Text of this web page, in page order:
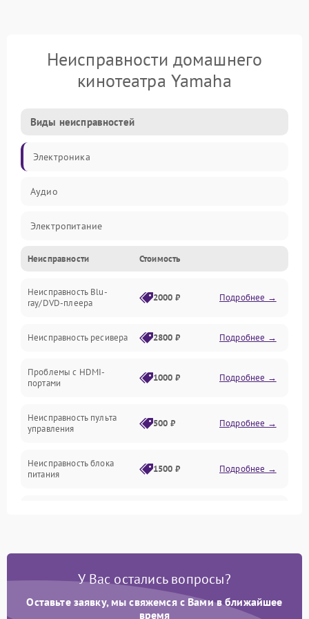
Неисправности домашнего
кинотеатра Yamaha
Виды неисправностей
Электроника
Аудио
Электропитание
Интерфейсы
Акустика
Механические повреждения
Неисправности Стоимость
Неисправность Blu-
ray/DVD-плеера
2000 ₽ Подробнее →
Неисправность ресивера 2800 ₽ Подробнее →
Проблемы с HDMI-
портами
1000 ₽ Подробнее →
Неисправность пульта
управления
500 ₽ Подробнее →
Неисправность блока
питания
1500 ₽ Подробнее →
Неисправность
Неисправность Wi-
Fi/Bluetooth модуля
1500 ₽ Подробнее →
У Вас остались вопросы?
Оставьте заявку, мы свяжемся с Вами в ближайшее
время